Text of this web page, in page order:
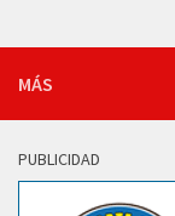
MÁS
PUBLICIDAD